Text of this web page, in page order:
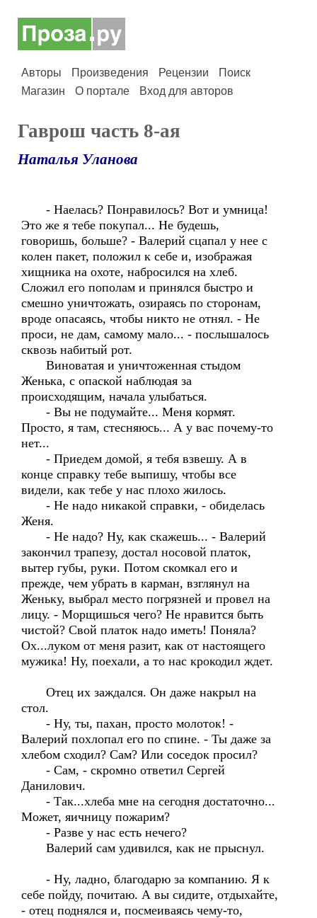
Авторы Произведения Рецензии
Поиск
Магазин
О портале Вход для авторов
Гаврош часть 8-ая
Наталья Уланова
- Наелась? Понравилось? Вот и умница!
Это же я тебе покупал... Не будешь,
говоришь, больше? - Валерий сцапал у нее с
колен пакет, положил к себе и, изображая
хищника на охоте, набросился на хлеб.
Сложил его пополам и принялся быстро и
смешно уничтожать, озираясь по сторонам,
вроде опасаясь, чтобы никто не отнял. - Не
проси, не дам, самому мало... - послышалось
сквозь набитый рот.
Виноватая и уничтоженная стыдом
Женька, с опаской наблюдая за
происходящим, начала улыбаться.
- Вы не подумайте... Меня кормят.
Просто, я там, стесняюсь... А у вас почему-то
нет...
- Приедем домой, я тебя взвешу. А в
конце справку тебе выпишу, чтобы все
видели, как тебе у нас плохо жилось.
- Не надо никакой справки, - обиделась
Женя.
- Не надо? Ну, как скажешь... - Валерий
закончил трапезу, достал носовой платок,
вытер губы, руки. Потом скомкал его и
прежде, чем убрать в карман, взглянул на
Женьку, выбрал место погрязней и провел на
лицу. - Морщишься чего? Не нравится быть
чистой? Свой платок надо иметь! Поняла?
Ох...луком от меня разит, как от настоящего
мужика! Ну, поехали, а то нас крокодил ждет.
Отец их заждался. Он даже накрыл на
стол.
- Ну, ты, пахан, просто молоток! -
Валерий похлопал его по спине. - Ты даже за
хлебом сходил? Сам? Или соседок просил?
- Сам, - скромно ответил Сергей
Данилович.
- Так...хлеба мне на сегодня достаточно...
Может, яичницу пожарим?
- Разве у нас есть нечего?
Валерий сам удивился, как не прыснул.
- Ну, ладно, благодарю за компанию. Я к
себе пойду, почитаю. А вы сидите, отдыхайте,
- отец поднялся и, посмеиваясь чему-то,